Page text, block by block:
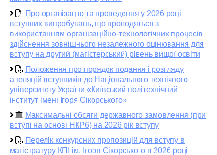
Про організацію та проведення у 2026 році
вступних випробувань, що проводяться з
використанням організаційно-технологічних процесів
здійснення зовнішнього незалежного оцінювання для
вступу на другий (магістерський) рівень вищої освіти
Положення про порядок подання і розгляду
апеляцій вступників до Національного технічного
університету України «Київський політехнічний
інститут імені Ігоря Сікорського»
Максимальні обсяги державного замовлення (при
вступі на основі НКР6) на 2026 рік вступу
Перелік конкурсних пропозицій для вступу в
магістратуру КПІ ім. Ігоря Сікорського в 2026 році